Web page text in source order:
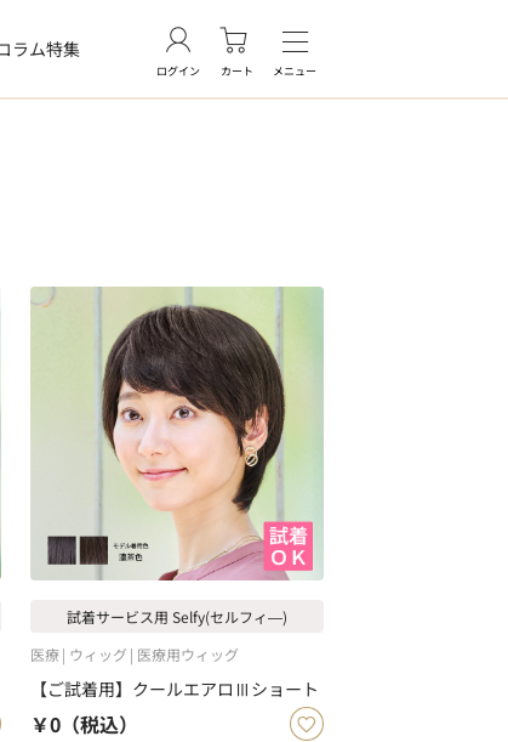
ラム特集
ログイン カート メニュー
試着サービス用 Selfy(セルフィ―)
医療 ウィッグ 医療用ウィッグ
【ご試着用】クールエアロⅢショート
￥0 （税込）